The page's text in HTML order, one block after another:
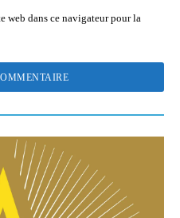
web dans ce navigateur pour la